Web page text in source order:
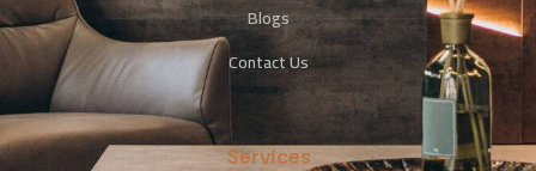
Blogs
Contact Us
Services